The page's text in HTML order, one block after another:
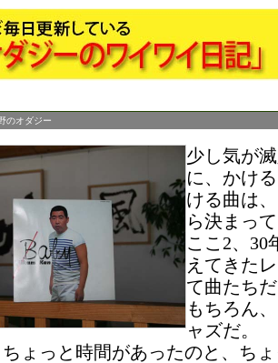
のオダジー
少し気が
に、かけ
ける曲は
ら決まっ
ここ2、30
えてきた
て曲たち
もちろん
ャズだ。
ょっと時間があったのと、ち